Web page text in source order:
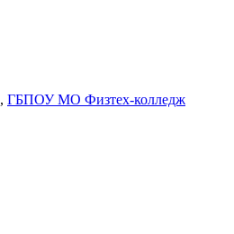
, ГБПОУ МО Физтех-колледж